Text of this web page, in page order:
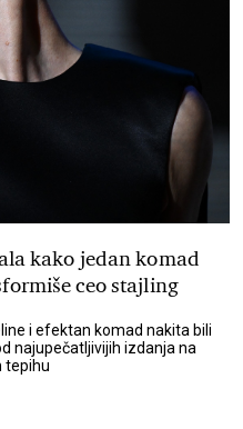
kako jedan komad
ceo stajling
i efektan komad nakita bili
najupečatljivijih izdanja na
tepihu